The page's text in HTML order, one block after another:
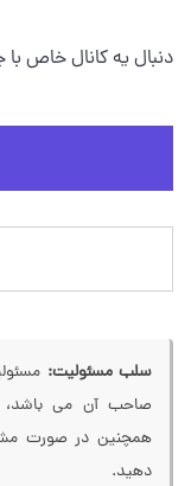
دنبال یه کانال خاص
سلب مسئولیت:
صاحب آن می باشد،
همچنین در صورت
دهید.